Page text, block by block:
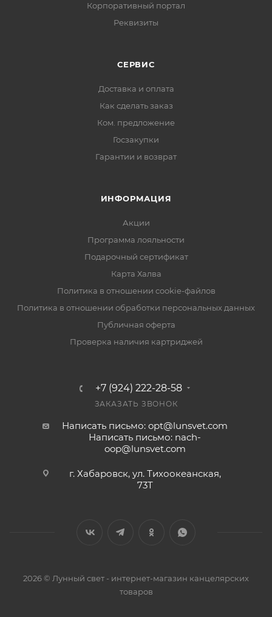
Корпоративный портал
Реквизиты
СЕРВИС
Доставка и оплата
Как сделать заказ
Ком. предложение
Госзакупки
Гарантии и возврат
ИНФОРМАЦИЯ
Акции
Программа лояльности
Подарочный сертификат
Карта Халва
Политика в отношении cookie-файлов
Политика в отношении обработки персональных данных
Публичная оферта
Проверка наличия картриджей
+7 (924) 222-28-58
ЗАКАЗАТЬ ЗВОНОК
Написать письмо: opt@lunsvet.com
Написать письмо: nach-
oop@lunsvet.com
г. Хабаровск, ул. Тихоокеанская,
73Т
2026 © Лунный свет - интернет-магазин канцелярских
товаров